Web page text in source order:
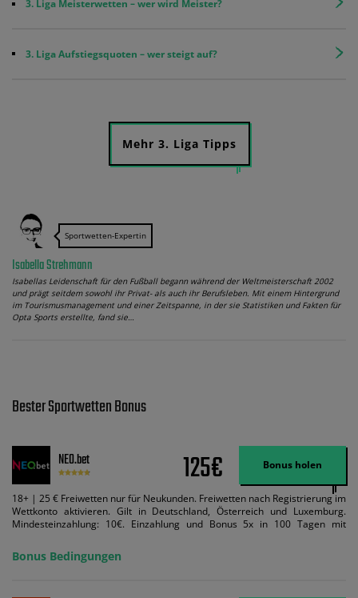
3. Liga Meisterwetten – wer wird Meister?
3. Liga Aufstiegsquoten – wer steigt auf?
Mehr 3. Liga Tipps
Sportwetten-Expertin
Isabella Strehmann
Isabellas Leidenschaft für den Fußball begann während der Weltmeisterschaft 2002
und prägt seitdem sowohl ihr Privat- als auch ihr Berufsleben. Mit einem Hintergrund
im Tourismusmanagement und einer Zeitspanne, in der sie Statistiken und Fakten für
Opta Sports erstellte, fand sie…
Bester Sportwetten Bonus
NEO.bet 125€ Bonus holen
18+ | 25 € Freiwetten nur für Neukunden. Freiwetten nach Registrierung im
Wettkonto aktivieren. Gilt in Deutschland, Österreich und Luxemburg.
Mindesteinzahlung: 10€. Einzahlung und Bonus 5x in 100 Tagen mit
Bedingungen können geändert werden. AGB gelten. Lizenziert; Hilfe bei
Suchtrisiken: buwei.de.
Bonus Bedingungen